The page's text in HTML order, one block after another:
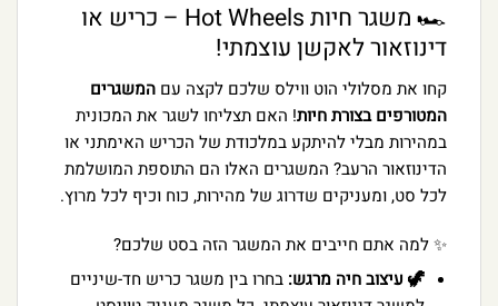
🏎️ משגר חיות Hot Wheels – כריש או
דינוזאור לאקשן עוצמתי!
קחו את מסלולי הוט ווילס שלכם לקצה עם המשגרים
המטורפים בצורת חיות! האם תצליחו לשגר את המכונית
במהירות מבלי להיתקע במלכודת של הכריש האימתני או
הדינוזאור הרעב? המשגרים האלו הם התוספת המושלמת
לכל סט, ומעניקים שדרוג של מהירות, כוח וכיף לכל מרוץ.
✨ למה אתם חייבים את המשגר הזה בסט שלכם?
🦖 עיצוב חיה מרגש: בחרו בין משגר כריש חד-שיניים